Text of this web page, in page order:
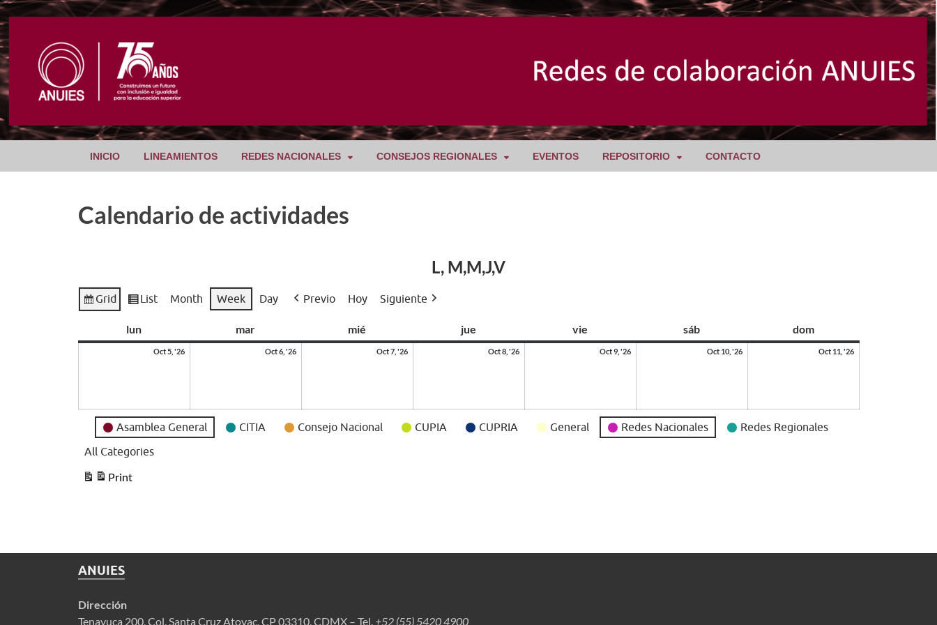
INICIO LINEAMIENTOS REDES NACIONALES CONSEJOS REGIONALES EVENTOS REPOSITORIO CONTACTO
Calendario de actividades
L, M,M,J,V
View
Grid
View
as
List Month Week Day Previo Hoy Siguiente
lun mar mié jue vie sáb dom
Oct 5, '26 Oct 6, '26 Oct 7, '26 Oct 8, '26 Oct 9, '26 Oct 10, '26 Oct 11, '26
Event
Categories
Asamblea General CITIA Consejo Nacional CUPIA CUPRIA General Redes Nacionales
Redes Regionales
All Categories
Print
View
ANUIES
Dirección
Tenayuca 200, Col. Santa Cruz Atoyac, CP 03310, CDMX – Tel. +52 (55) 5420 4900